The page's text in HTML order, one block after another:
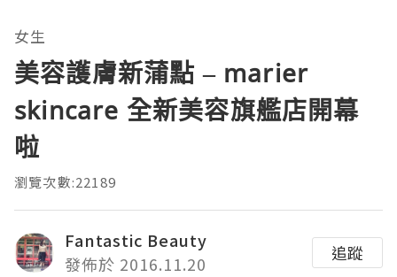
女生
美容護膚新蒲點 – marier
skincare 全新美容旗艦店開幕
啦
瀏覽次數:22189
Fantastic Beauty
發佈於 2016.11.20
追蹤